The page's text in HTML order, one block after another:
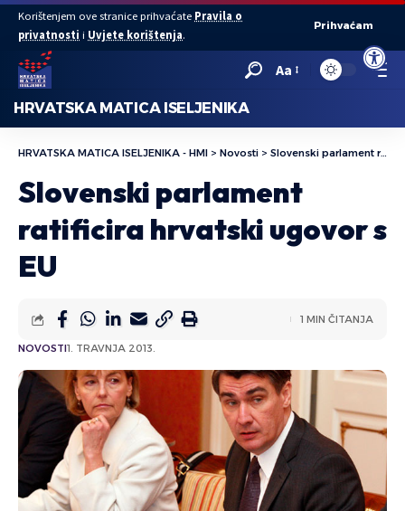
Open
Korištenjem ove stranice prihvaćate Pravila o
privatnosti i Uvjete korištenja.
Prihvaćam
Aa
HRVATSKA MATICA ISELJENIKA
HRVATSKA MATICA ISELJENIKA - HMI > Novosti > Slovenski parlament ratificira hrvatski ugovor s EU
Slovenski parlament
ratificira hrvatski ugovor s
EU
NOVOSTI1. TRAVNJA 2013.
1 MIN ČITANJA